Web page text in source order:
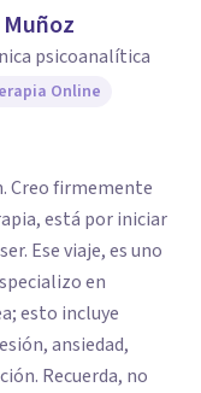
psicoanalítica
Online
Creo firmemente
está por iniciar
Ese viaje, es uno
en
esto incluye
ansiedad,
no